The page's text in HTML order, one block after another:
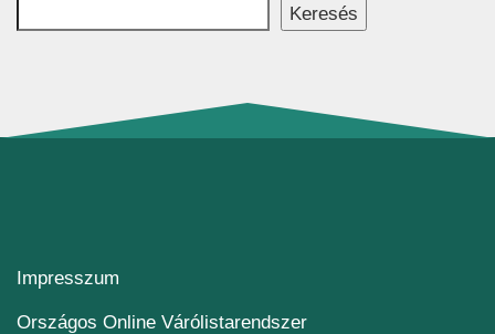
Keresés
Impresszum
Országos Online Várólistarendszer(új ablakban nyílik